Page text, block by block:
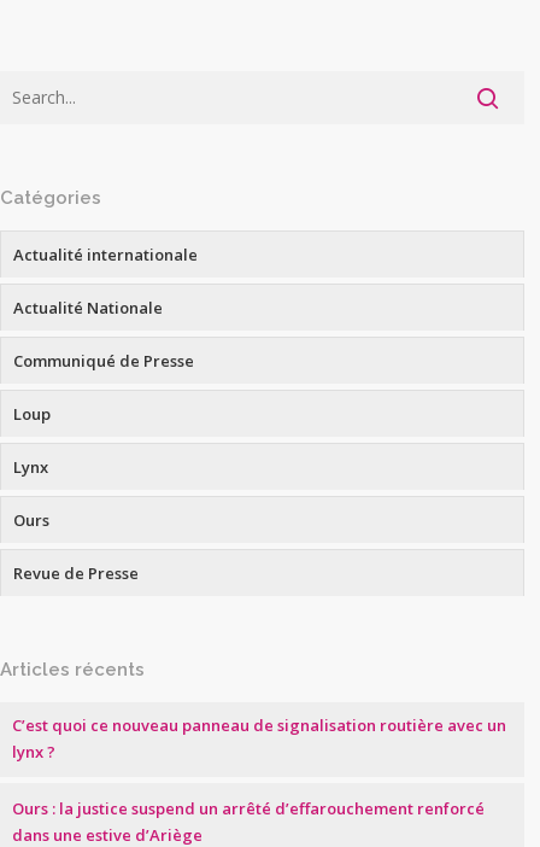
Catégories
Actualité internationale
Actualité Nationale
Communiqué de Presse
Loup
Lynx
Ours
Revue de Presse
Articles récents
C’est quoi ce nouveau panneau de signalisation routière avec un
lynx ?
Ours : la justice suspend un arrêté d’effarouchement renforcé
dans une estive d’Ariège